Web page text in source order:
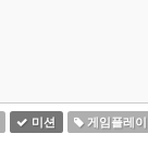
미션 게임플레이